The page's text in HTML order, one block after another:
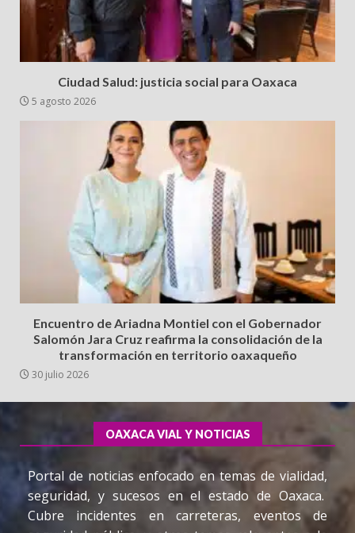
Ciudad Salud: justicia social para Oaxaca
5 agosto 2026
Encuentro de Ariadna Montiel con el Gobernador
Salomón Jara Cruz reafirma la consolidación de la
transformación en territorio oaxaqueño
30 julio 2026
OAXACA VIAL Y NOTICIAS
Portal de noticias enfocado en temas de vialidad,
seguridad, y sucesos en el estado de Oaxaca.
Cubre incidentes en carreteras, eventos de